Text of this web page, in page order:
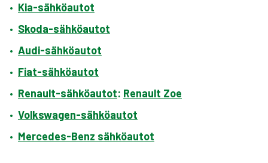
• Kia-sähköautot
• Skoda-sähköautot
• Audi-sähköautot
• Fiat-sähköautot
• Renault-sähköautot: Renault Zoe
• Volkswagen-sähköautot
• Mercedes-Benz sähköautot